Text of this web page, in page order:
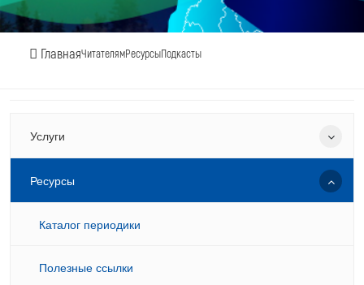
ГлавнаяЧитателямРесурсыПодкасты
Услуги
Ресурсы
Каталог периодики
Полезные ссылки